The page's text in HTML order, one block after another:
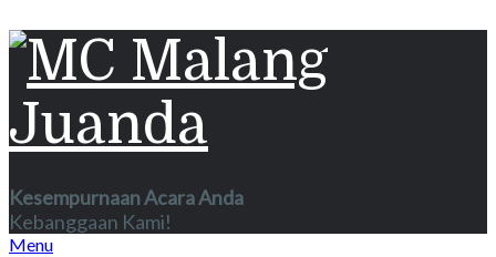
Kesempurnaan Acara Anda
Kebanggaan Kami!
Menu